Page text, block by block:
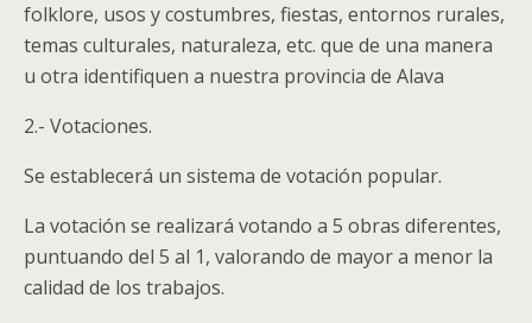
folklore, usos y costumbres, fiestas, entornos rurales,
temas culturales, naturaleza, etc. que de una manera
u otra identifiquen a nuestra provincia de Alava
2.- Votaciones.
Se establecerá un sistema de votación popular.
La votación se realizará votando a 5 obras diferentes,
puntuando del 5 al 1, valorando de mayor a menor la
calidad de los trabajos.